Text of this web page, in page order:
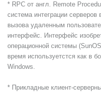
* RPC от англ. Remote
система интеграции
вызова удаленным
интерфейс. Интерфейс
операционной системы
время используетстся как в
Windows.
* Прикладные клиент-